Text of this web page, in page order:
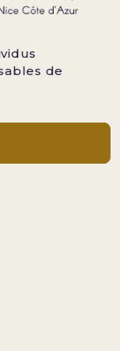
de